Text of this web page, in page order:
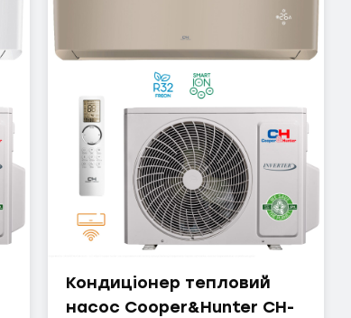
Кондиціонер тепловий
насос Cooper&Hunter CH-